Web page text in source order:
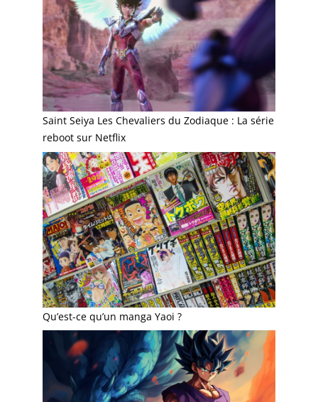
Saint Seiya Les Chevaliers du Zodiaque : La série
reboot sur Netflix
Qu’est-ce qu’un manga Yaoi ?